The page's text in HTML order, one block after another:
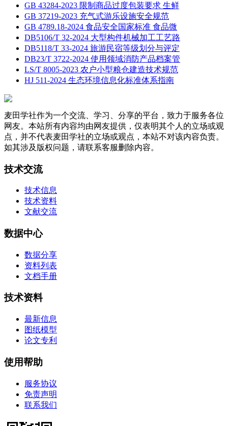
GB 43284-2023 限制商品过度包装要求 生鲜
GB 37219-2023 充气式游乐设施安全规范
GB 4789.18-2024 食品安全国家标准 食品微
DB5106/T 32-2024 大型构件机械加工工艺路
DB5118/T 33-2024 旅游民宿等级划分与评定
DB23/T 3722-2024 使用领域消防产品档案管
LS/T 8005-2023 农户小型粮仓建造技术规范
HJ 511-2024 生态环境信息化标准体系指南
麦田学社作为一个交流、学习、分享的平台，致力于服务各位
网友。本站所有内容均由网友提供，仅表明其个人的立场或观
点，并不代表麦田学社的立场或观点，本站不对该内容负责。
如其涉及版权问题，请联系客服删除内容。
技术交流
技术信息
技术资料
文献交流
数据中心
数据分享
资料列表
文档手册
技术资料
最新信息
图纸模型
论文专利
使用帮助
服务协议
免责声明
联系我们